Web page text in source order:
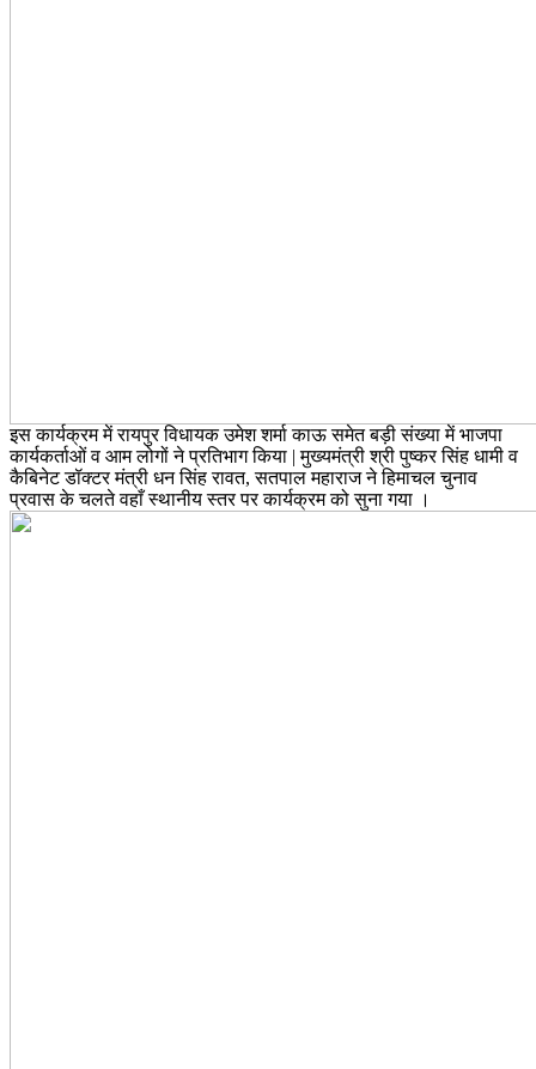
इस कार्यक्रम में रायपुर विधायक उमेश शर्मा काऊ समेत बड़ी संख्या में भाजपा
कार्यकर्ताओं व आम लोगों ने प्रतिभाग किया | मुख्यमंत्री श्री पुष्कर सिंह धामी व
कैबिनेट डॉक्टर मंत्री धन सिंह रावत, सतपाल महाराज ने हिमाचल चुनाव
प्रवास के चलते वहाँ स्थानीय स्तर पर कार्यक्रम को सुना गया ।